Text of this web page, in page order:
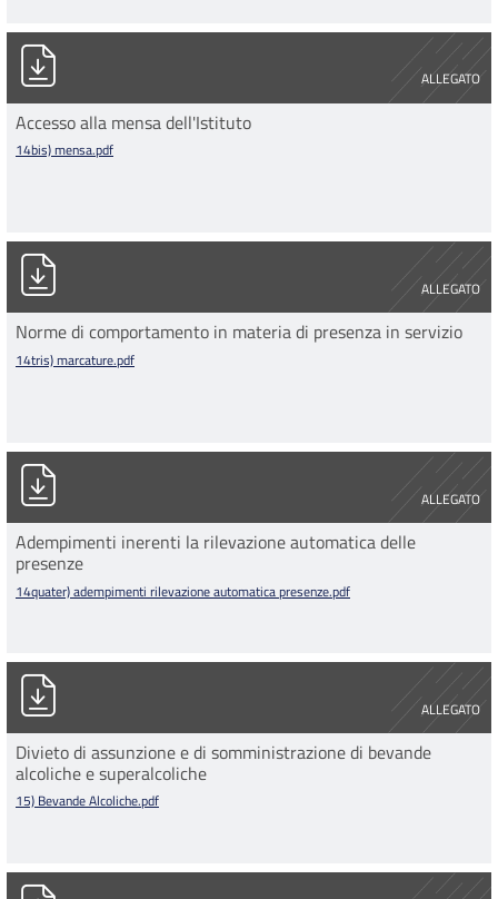
ALLEGATO
14bis) mensa.pdf
Accesso alla mensa dell'Istituto
14bis) mensa.pdf
ALLEGATO
14tris) marcature.pdf
Norme di comportamento in materia di presenza in servizio
14tris) marcature.pdf
ALLEGATO
14quater) adempimenti rilevazione automatica presenze.pdf
Adempimenti inerenti la rilevazione automatica delle
presenze
14quater) adempimenti rilevazione automatica presenze.pdf
ALLEGATO
15) Bevande Alcoliche.pdf
Divieto di assunzione e di somministrazione di bevande
alcoliche e superalcoliche
15) Bevande Alcoliche.pdf
15bis) Infortuni 2013.pdf